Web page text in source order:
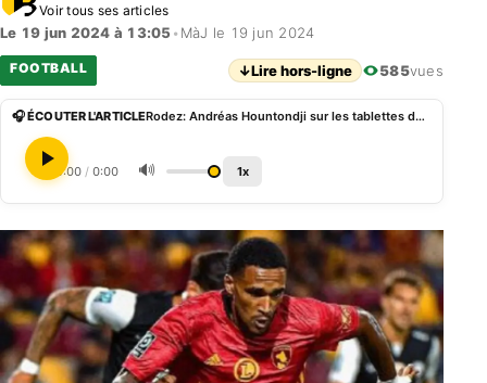
Voir tous ses articles
Le 19 jun 2024 à 13:05 • MàJ le 19 jun 2024
FOOTBALL ↓Lire hors-ligne 585vues
🎧 ÉCOUTER L'ARTICLE Rodez: Andréas Hountondji sur les tablettes de l’AS Saint-Etienne
0:00 / 0:00 🔊 1x